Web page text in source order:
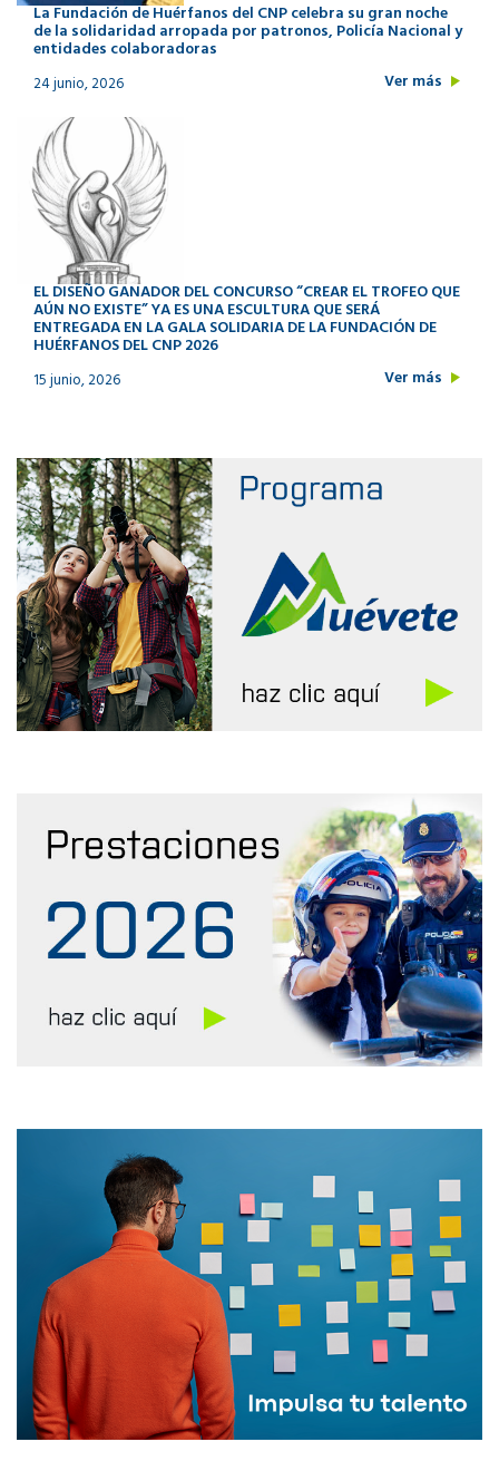
La Fundación de Huérfanos del CNP celebra su gran noche
de la solidaridad arropada por patronos, Policía Nacional y
entidades colaboradoras
24 junio, 2026 Ver más
EL DISEÑO GANADOR DEL CONCURSO “CREAR EL TROFEO QUE
AÚN NO EXISTE” YA ES UNA ESCULTURA QUE SERÁ
ENTREGADA EN LA GALA SOLIDARIA DE LA FUNDACIÓN DE
HUÉRFANOS DEL CNP 2026
15 junio, 2026 Ver más